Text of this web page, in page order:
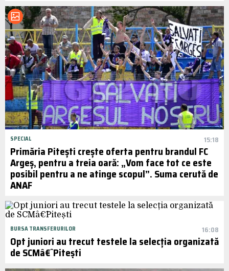
SPECIAL 15:18
Primăria Pitești crește oferta pentru brandul FC
Argeș, pentru a treia oară: „Vom face tot ce este
posibil pentru a ne atinge scopul”. Suma cerută de
ANAF
BURSA TRANSFERURILOR 16:08
Opt juniori au trecut testele la selecția organizată
de SCMâ€ˆPitești